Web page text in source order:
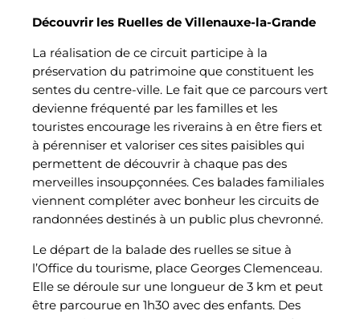
Découvrir les Ruelles de Villenauxe-la-Grande
La réalisation de ce circuit participe à la
préservation du patrimoine que constituent les
sentes du centre-ville. Le fait que ce parcours vert
devienne fréquenté par les familles et les
touristes encourage les riverains à en être fiers et
à pérenniser et valoriser ces sites paisibles qui
permettent de découvrir à chaque pas des
merveilles insoupçonnées. Ces balades familiales
viennent compléter avec bonheur les circuits de
randonnées destinés à un public plus chevronné.
Le départ de la balade des ruelles se situe à
l’Office du tourisme, place Georges Clemenceau.
Elle se déroule sur une longueur de 3 km et peut
être parcourue en 1h30 avec des enfants. Des